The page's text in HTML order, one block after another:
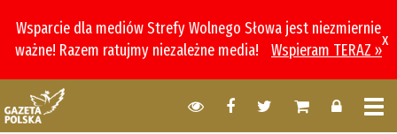
Wsparcie dla mediów Strefy Wolnego Słowa jest niezmiernie
ważne! Razem ratujmy niezależne media!
Wspieram TERAZ »
x